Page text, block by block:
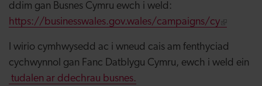
ddim gan Busnes Cymru ewch i weld:
https://businesswales.gov.wales/campaigns/cy
I wirio cymhwysedd ac i wneud cais am fenthyciad
cychwynnol gan Fanc Datblygu Cymru, ewch i weld ein
tudalen ar ddechrau busnes.